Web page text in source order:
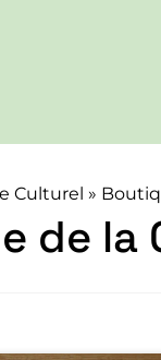
Culturel »
de la